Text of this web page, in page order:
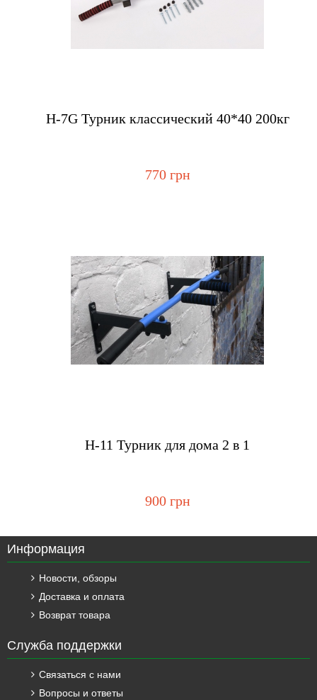
H-7G Турник классический 40*40 200кг
770 грн
H-11 Турник для дома 2 в 1
900 грн
Информация
Новости, обзоры
Доставка и оплата
Возврат товара
Служба поддержки
Связаться с нами
Вопросы и ответы